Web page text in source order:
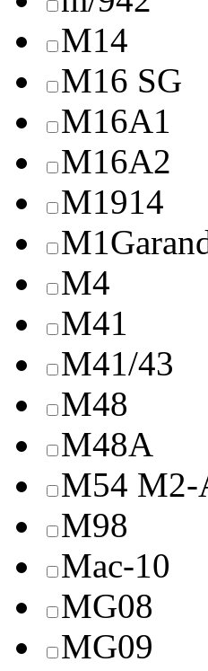
M14
M16 SG
M16A1
M16A2
M1914
M4
M41
M41/43
M48
M48A
M54 M2-
M98
Mac-10
MG08
MG09